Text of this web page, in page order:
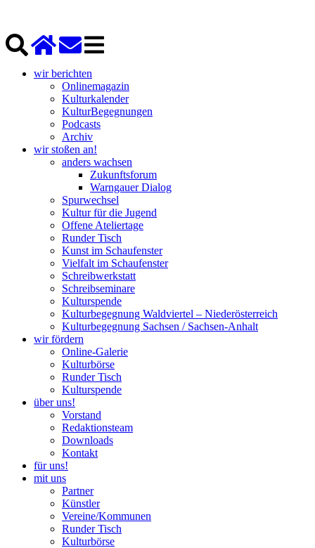
wir berichten
Onlinemagazin
Kulturkalender
KulturBegegnungen
Podcasts
Archiv
wir stoßen an!
anders wachsen
Zukunftsforum
Warngauer Dialog
Spurwechsel
Kultur für die Jugend
Offene Ateliertage
Runder Tisch
Kunst im Schaufenster
Vielfalt im Schaufenster
Schreibwerkstatt
Schreibseminare
Kulturspende
Kulturbegegnung Waldviertel – Niederösterreich
Kulturbegegnung Sachsen / Sachsen-Anhalt
wir fördern
Online-Galerie
Kulturbörse
Runder Tisch
Kulturspende
über uns!
Vorstand
Redaktionsteam
Downloads
Kontakt
für uns!
mit uns
Partner
Künstler
Vereine/Kommunen
Runder Tisch
Kulturbörse